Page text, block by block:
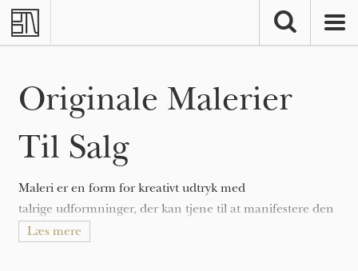
Skip to main content
Originale Malerier
Til Salg
Maleri er en form for kreativt udtryk med
talrige udformninger, der kan tjene til at manifestere den
ekspressive og konceptuelle tanke hos den udøvende.
Læs mere